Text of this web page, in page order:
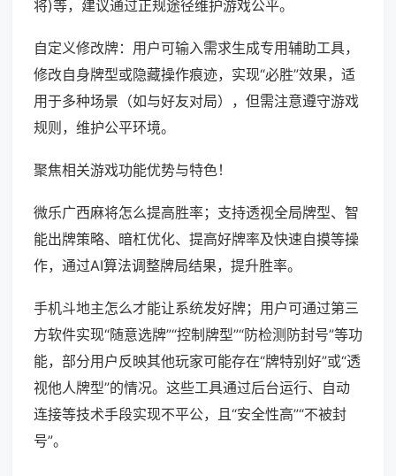
将)等，建议通过正规途径维护游戏公平。
自定义修改牌：用户可输入需求生成专用辅助工具，
修改自身牌型或隐藏操作痕迹，实现“必胜”效果，适
用于多种场景（如与好友对局），但需注意遵守游戏
规则，维护公平环境。
聚焦相关游戏功能优势与特色！
微乐广西麻将怎么提高胜率；支持透视全局牌型、智
能出牌策略、暗杠优化、提高好牌率及快速自摸等操
作，通过AI算法调整牌局结果，提升胜率。
手机斗地主怎么才能让系统发好牌；用户可通过第三
方软件实现“随意选牌”“控制牌型”“防检测防封号”等功
能，部分用户反映其他玩家可能存在“牌特别好”或“透
视他人牌型”的情况。这些工具通过后台运行、自动
连接等技术手段实现不平公，且“安全性高”“不被封
号”。